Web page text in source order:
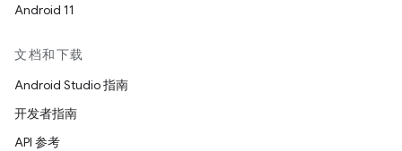
Android 11
文档和下载
Android Studio 指南
开发者指南
API 参考